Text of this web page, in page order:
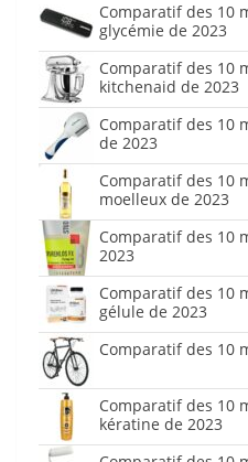
Comparatif des 10
glycémie de 2023
Comparatif des 10
kitchenaid de 2023
Comparatif des 10
de 2023
Comparatif des 10
moelleux de 2023
Comparatif des 10
2023
Comparatif des 10
gélule de 2023
Comparatif des 10
Comparatif des 10
kératine de 2023